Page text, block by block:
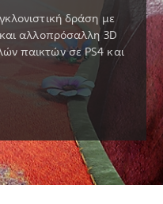
δράση με
αλλοπρόσαλλη 3D
παικτών σε PS4 και